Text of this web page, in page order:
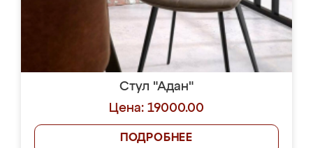
Стул "Адан"
Цена: 19000.00
ПОДРОБНЕЕ